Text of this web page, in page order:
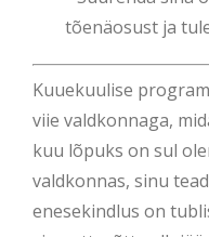
tõenäosust ja
Kuuekuulise
viie valdkonnaga,
kuu lõpuks on sul
valdkonnas, sinu
enesekindlus on